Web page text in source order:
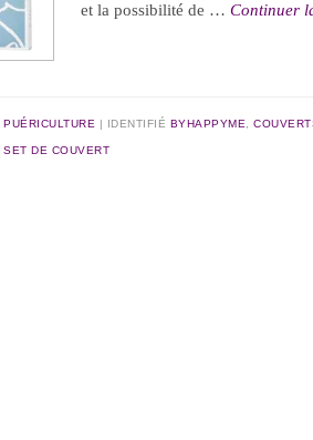
et la possibilité de …Continuer
,PUÉRICULTURE IDENTIFIÉ BYHAPPYME ,
,SET DE COUVERT